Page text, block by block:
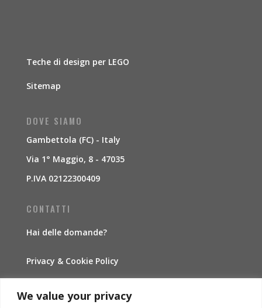
We value your privacy
Teche di design per LEGO
Sitemap
DOVE SIAMO
Gambettola (FC) - Italy
Via 1° Maggio, 8 - 47035
P.IVA 02122300409
CONTATTI
Hai delle domande?
Privacy & Cookie Policy
Traccia la spedizione